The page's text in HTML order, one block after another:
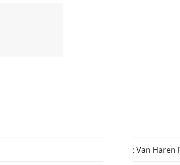
:Van Haren